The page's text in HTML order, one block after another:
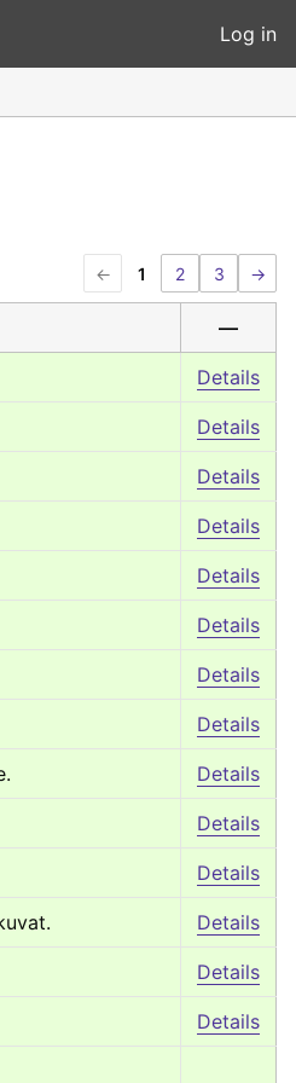
Log in
← 1 2 3 →
—
Details
Details
Details
Details
Details
Details
Details
Details
Details
Details
Details
Details
Details
Details